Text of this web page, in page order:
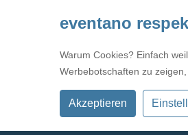
eventano
Warum Cookies? Einfach
Werbebotschaften zu
Akzeptieren